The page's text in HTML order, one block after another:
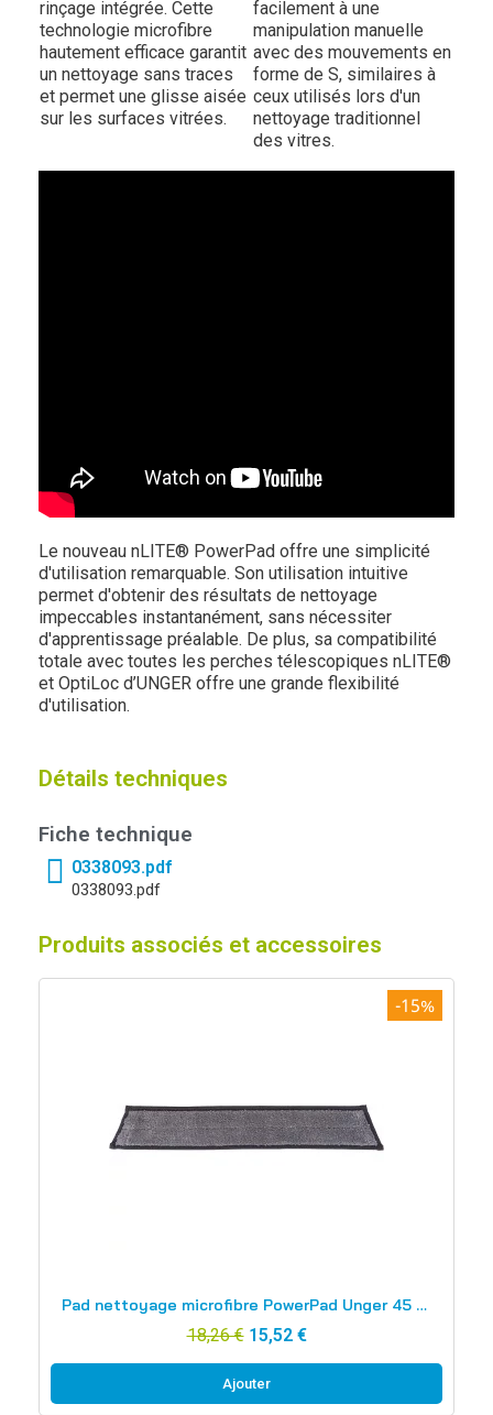
rinçage intégrée. Cette
technologie microfibre
hautement efficace garantit
un nettoyage sans traces
et permet une glisse aisée
sur les surfaces vitrées.
facilement à une
manipulation manuelle
avec des mouvements en
forme de S, similaires à
ceux utilisés lors d'un
nettoyage traditionnel
des vitres.
Le nouveau nLITE® PowerPad offre une simplicité
d'utilisation remarquable. Son utilisation intuitive
permet d'obtenir des résultats de nettoyage
impeccables instantanément, sans nécessiter
d'apprentissage préalable. De plus, sa compatibilité
totale avec toutes les perches télescopiques nLITE®
et OptiLoc d’UNGER offre une grande flexibilité
d'utilisation.
Détails techniques
Fiche technique
0338093.pdf
0338093.pdf
Produits associés et accessoires
-15%
Pad nettoyage microfibre PowerPad Unger 45 cm PWP45
18,26 € 15,52 €
Ajouter